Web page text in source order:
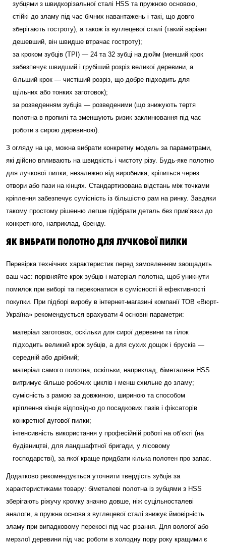
зубцями з швидкорізальної сталі HSS та пружною основою,
стійкі до зламу під час бічних навантажень і такі, що довго
зберігають гостроту), а також із вуглецевої сталі (такий варіант
дешевший, він швидше втрачає гостроту);
за кроком зубців (TPI) — 24 та 32 зубці на дюйм (менший крок
забезпечує швидший і грубіший розріз великої деревини, а
більший крок — чистіший розріз, що добре підходить для
щільних або тонких заготовок);
за розведенням зубців — розведеними (що знижують тертя
полотна в пропилі та зменшують ризик заклинювання під час
роботи з сирою деревиною).
З огляду на це, можна вибрати конкретну модель за параметрами,
які дійсно впливають на швидкість і чистоту різу. Будь-яке полотно
для лучкової пилки, незалежно від виробника, кріпиться через
отвори або пази на кінцях. Стандартизована відстань між точками
кріплення забезпечує сумісність із більшістю рам на ринку. Завдяки
такому простому рішенню легше підібрати деталь без прив’язки до
конкретного, наприклад, бренду.
ЯК ВИБРАТИ ПОЛОТНО ДЛЯ ЛУЧКОВОЇ ПИЛКИ
Перевірка технічних характеристик перед замовленням заощадить
ваш час: порівняйте крок зубців і матеріал полотна, щоб уникнути
помилок при виборі та переконатися в сумісності й ефективності
покупки. При підборі виробу в інтернет-магазині компанії ТОВ «Вюрт-
Україна» рекомендується врахувати 4 основні параметри:
матеріал заготовок, оскільки для сирої деревини та гілок
підходить великий крок зубців, а для сухих дощок і брусків —
середній або дрібний;
матеріал самого полотна, оскільки, наприклад, біметалеве HSS
витримує більше робочих циклів і менш схильне до зламу;
сумісність з рамою за довжиною, шириною та способом
кріплення кінців відповідно до посадкових пазів і фіксаторів
конкретної дугової пилки;
інтенсивність використання у професійній роботі на об’єкті (на
будівництві, для ландшафтної бригади, у лісовому
господарстві), за якої краще придбати кілька полотен про запас.
Додатково рекомендується уточнити твердість зубців за
характеристиками товару: біметалеві полотна із зубцями з HSS
зберігають ріжучу кромку значно довше, ніж суцільносталеві
аналоги, а пружна основа з вуглецевої сталі знижує ймовірність
зламу при випадковому перекосі під час різання. Для вологої або
мерзлої деревини під час роботи в холодну пору року кращими є